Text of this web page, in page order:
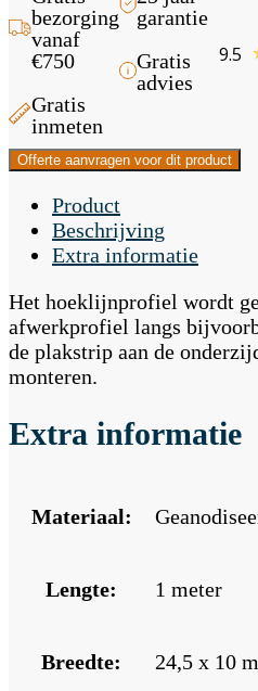
bezorging
vanaf
€750
Gratis
inmeten
garantie
Gratis
advies
9.5
Offerte aanvragen voor dit product
Product
Beschrijving
Extra informatie
Het hoeklijnprofiel wordt
afwerkprofiel langs
de plakstrip aan de
monteren.
Extra informatie
Materiaal:
Lengte: 1 meter
Breedte: 24,5 x 10